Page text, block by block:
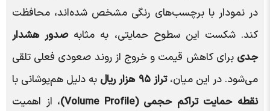
در نمودار با برچسب‌های رنگی مشخص شده‌اند، محافظت
کند. شکست این سطوح حمایتی، به مثابهصدور هشدار
جدی برای کاهش قیمت و خروج از روند صعودی فعلی تلقی
می‌شود. در این میان،تراز ۹۵ هزار ریال
به دلیل هم‌پوشانی با
نقطه حمایت تراکم حجمی (Volume Profile)
، از اهمیت